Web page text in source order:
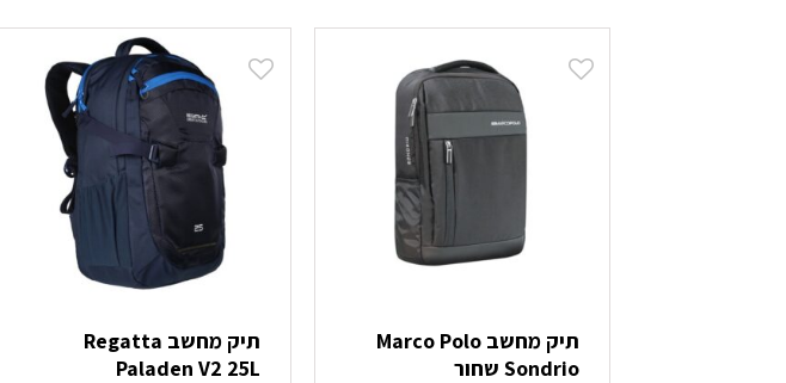
תיק מחשב Marco Polo
Sondrio שחור
תיק מחשב Regatta
Paladen V2 25L